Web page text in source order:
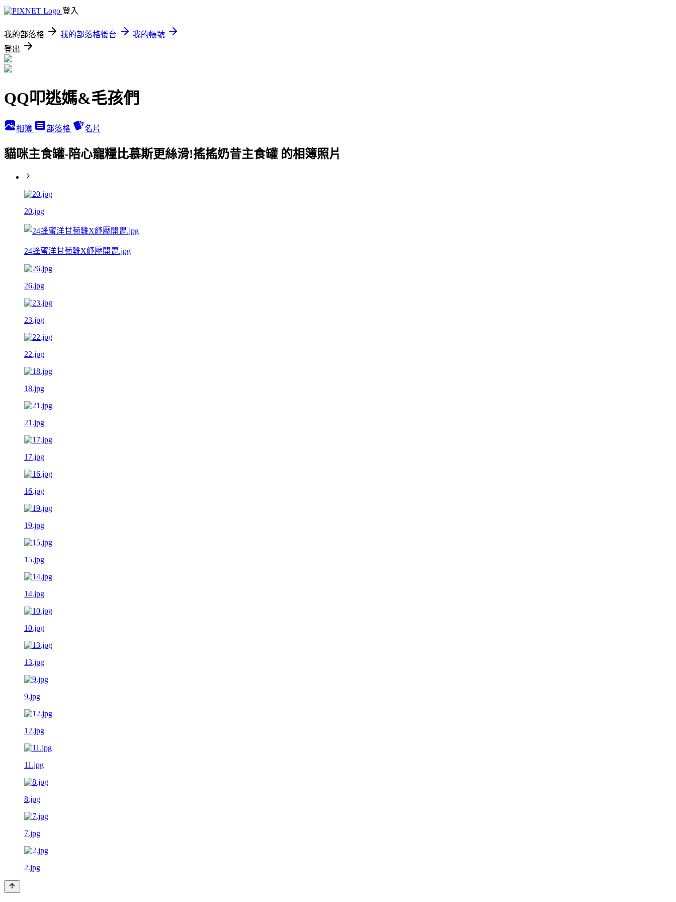
登入
我的部落格 我的部落格後台
我的帳號
登出
QQ叩逃媽&毛孩們
相簿 部落格 名片
貓咪主食罐-陪心寵糧比慕斯更絲滑!搖搖奶昔主食罐 的相簿照片
20.jpg
24蜂蜜洋甘菊雞X紓壓開胃.jpg
26.jpg
23.jpg
22.jpg
18.jpg
21.jpg
17.jpg
16.jpg
19.jpg
15.jpg
14.jpg
10.jpg
13.jpg
9.jpg
12.jpg
11.jpg
8.jpg
7.jpg
2.jpg